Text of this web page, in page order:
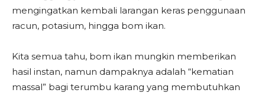
mengingatkan kembali larangan keras penggunaan
racun, potasium, hingga bom ikan.
Kita semua tahu, bom ikan mungkin memberikan
hasil instan, namun dampaknya adalah “kematian
massal” bagi terumbu karang yang membutuhkan